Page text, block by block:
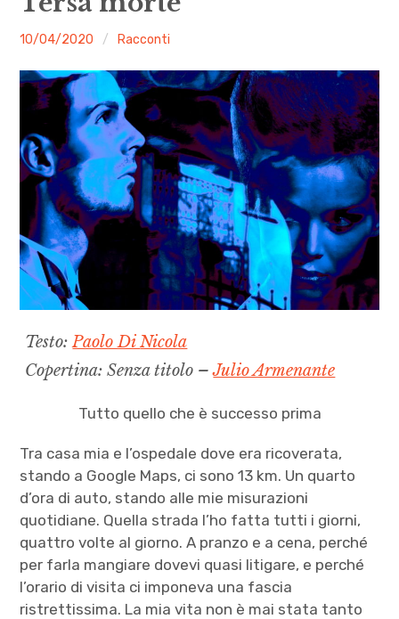
Numeri
Call
Rubriche child
menu
Contatti
Archivio
malgrado
mosche
10/04/2020 Racconti
Testo:Paolo DiNicola
Copertina: Senza titolo –Julio Armenante
Tutto quello che è successo prima
Tra casa mia e l’ospedale dove era ricoverata,
stando a Google Maps, ci sono 13 km. Un quarto
d’ora di auto, stando alle mie misurazioni
quotidiane. Quella strada l’ho fatta tutti i giorni,
quattro volte al giorno. A pranzo e a cena, perché
per farla mangiare dovevi quasi litigare, e perché
l’orario di visita ci imponeva una fascia
ristrettissima. La mia vita non è mai stata tanto